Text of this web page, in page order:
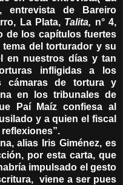
entrevista de Bareiro
La Plata, Talita, n° 4,
de los capítulos fuertes
del torturador y su
en nuestros días y tan
infligidas a los
cámaras de tortura y
en los tribunales de
Paí Maíz confiesa al
y a quien el fiscal
alias Iris Giménez, es
por esta carta, que
impulsado el gesto
viene a ser pues